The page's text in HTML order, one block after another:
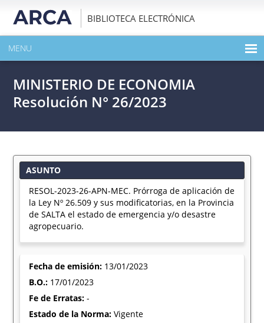
BIBLIOTECA ELECTRÓNICA
MENU
EXPANDIR TODO EL CONTENIDO DE LA PUBLICACIÓN
MINISTERIO DE ECONOMIA
Resolución N° 26/2023
ASUNTO
RESOL-2023-26-APN-MEC. Prórroga de aplicación de
la Ley Nº 26.509 y sus modificatorias, en la Provincia
de SALTA el estado de emergencia y/o desastre
agropecuario.
Fecha de emisión: 13/01/2023
B.O.: 17/01/2023
Fe de Erratas:-
Estado de la Norma:Vigente